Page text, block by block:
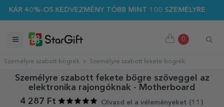
OS KEDVEZMÉNY TÖBB MINT 100 SZEMÉLYRE SZABOTT
0
Személyre szabott bögrék Személyre szabott fekete bögrék
Személyre szabott fekete bögre szöveggel az
elektronika rajongóknak - Motherboard
4 287 Ft
Olvasd el a véleményeket (11 )